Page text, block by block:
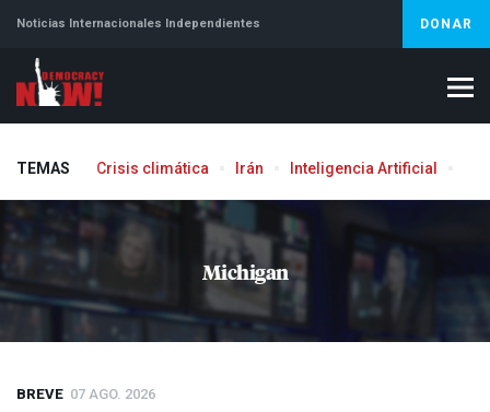
Noticias Internacionales Independientes DONAR
TEMAS Crisis climática Irán Inteligencia Artificial
Michigan
BREVE 07 AGO. 2026